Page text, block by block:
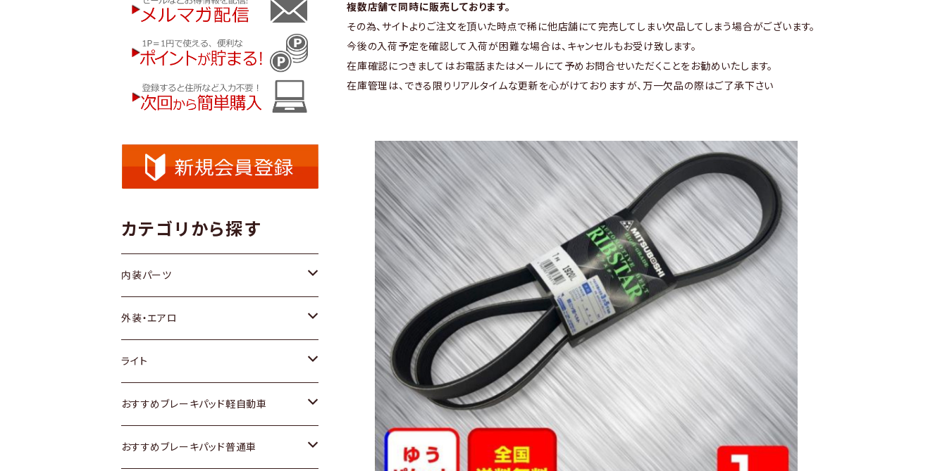
複数店舗で同時に販売しております。
その為、サイトよりご注文を頂いた時点で稀に他店舗にて完売してしまい欠品してしまう場合がございます。
今後の入荷予定を確認して入荷が困難な場合は、キャンセルもお受け致します。
在庫確認につきましてはお電話またはメールにて予めお問合せいただくことをお勧めいたします。
在庫管理は、できる限りリアルタイムな更新を心がけておりますが、万一欠品の際はご了承下さい
カテゴリから探す
内装パーツ
トヨタ
ホンダ
スズキ
日産
外装・エアロ
トヨタ
ホンダ
スズキ
ライト
トヨタ
スズキ
おすすめブレーキパッド軽自動車
トヨタ
おすすめブレーキパッド普通車